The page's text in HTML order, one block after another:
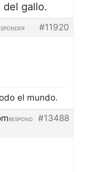
del gallo.
#11920
el mundo.
#13488
RESPOND